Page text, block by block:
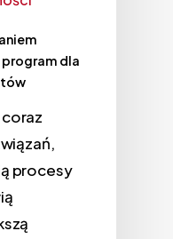
dla
procesy